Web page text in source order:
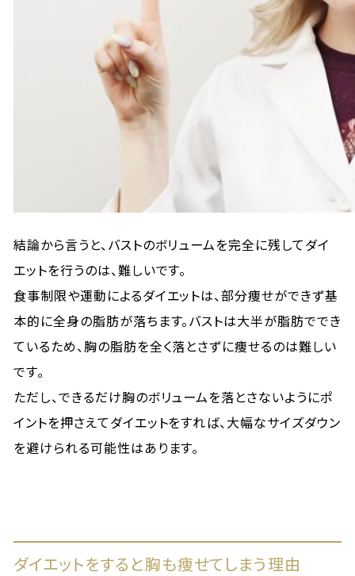
結論から言うと、バストのボリュームを完全に残してダイ
エットを行うのは、難しいです。
食事制限や運動によるダイエットは、部分痩せができず基
本的に全身の脂肪が落ちます。バストは大半が脂肪ででき
ているため、胸の脂肪を全く落とさずに痩せるのは難しい
です。
ただし、できるだけ胸のボリュームを落とさないようにポ
イントを押さえてダイエットをすれば、大幅なサイズダウン
を避けられる可能性はあります。
ダイエットをすると胸も痩せてしまう理由